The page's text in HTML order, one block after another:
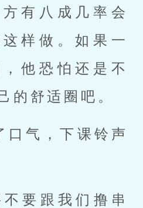
有八成几率会
样做。如果一
他恐怕还是不
的舒适圈吧。
口气，下课铃声
要跟我们撸串